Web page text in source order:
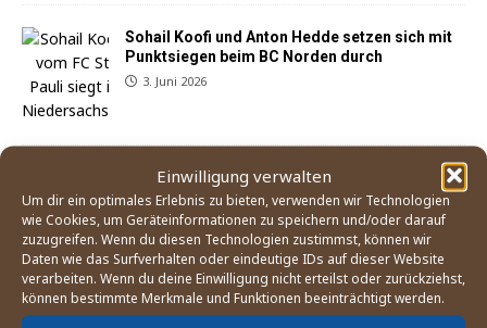
Einwilligung verwalten
Um dir ein optimales Erlebnis zu bieten, verwenden wir Technologien
wie Cookies, um Geräteinformationen zu speichern und/oder darauf
zuzugreifen. Wenn du diesen Technologien zustimmst, können wir
Daten wie das Surfverhalten oder eindeutige IDs auf dieser Website
verarbeiten. Wenn du deine Einwilligung nicht erteilst oder zurückziehst,
können bestimmte Merkmale und Funktionen beeinträchtigt werden.
Sohail Koofi und Anton Hedde setzen sich mit
Punktsiegen beim BC Norden durch
3. Juni 2026
Der Weg zum Boxturnier bei den Olympischen
Spielen 2028 in Los Angeles
21. Mai 2026